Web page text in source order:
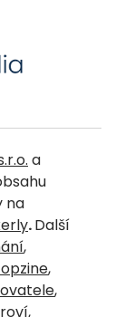
a
na
.Další
,
,
,
,